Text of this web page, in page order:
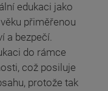
edukaci jako
přiměřenou
a bezpečí.
do rámce
což posiluje
protože tak